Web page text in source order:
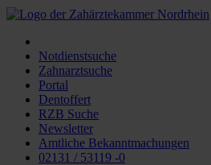
Notdienstsuche
Zahnarztsuche
Portal
Dentoffert
RZB Suche
Newsletter
Amtliche Bekanntmachungen
02131 / 53119 -0